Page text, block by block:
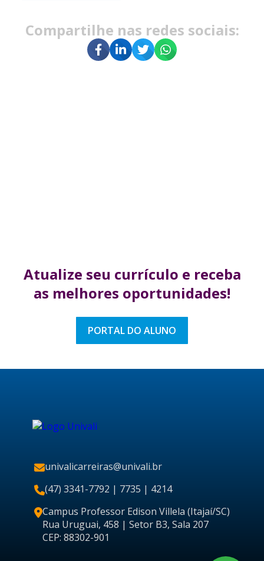
Compartilhe nas redes sociais:
Atualize seu currículo e receba
as melhores oportunidades!
PORTAL DO ALUNO
univalicarreiras@univali.br
(47) 3341-7792 | 7735 | 4214
Campus Professor Edison Villela (Itajaí/SC)
Rua Uruguai, 458 | Setor B3, Sala 207
CEP: 88302-901